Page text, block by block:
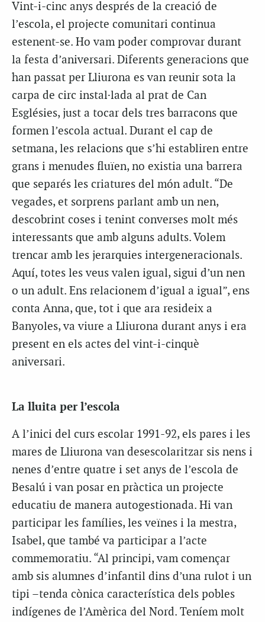
Vint-i-cinc anys després de la creació de
l’escola, el projecte comunitari continua
estenent-se. Ho vam poder comprovar durant
la festa d’aniversari. Diferents generacions que
han passat per Lliurona es van reunir sota la
carpa de circ instal·lada al prat de Can
Esglésies, just a tocar dels tres barracons que
formen l’escola actual. Durant el cap de
setmana, les relacions que s’hi establiren entre
grans i menudes fluïen, no existia una barrera
que separés les criatures del món adult. “De
vegades, et sorprens parlant amb un nen,
descobrint coses i tenint converses molt més
interessants que amb alguns adults. Volem
trencar amb les jerarquies intergeneracionals.
Aquí, totes les veus valen igual, sigui d’un nen
o un adult. Ens relacionem d’igual a igual”, ens
conta Anna, que, tot i que ara resideix a
Banyoles, va viure a Lliurona durant anys i era
present en els actes del vint-i-cinquè
aniversari.
La lluita per l’escola
A l’inici del curs escolar 1991-92, els pares i les
mares de Lliurona van desescolaritzar sis nens i
nenes d’entre quatre i set anys de l’escola de
Besalú i van posar en pràctica un projecte
educatiu de manera autogestionada. Hi van
participar les famílies, les veïnes i la mestra,
Isabel, que també va participar a l’acte
commemoratiu. “Al principi, vam començar
amb sis alumnes d’infantil dins d’una rulot i un
tipi –tenda cònica característica dels pobles
indígenes de l’Amèrica del Nord. Teníem molt